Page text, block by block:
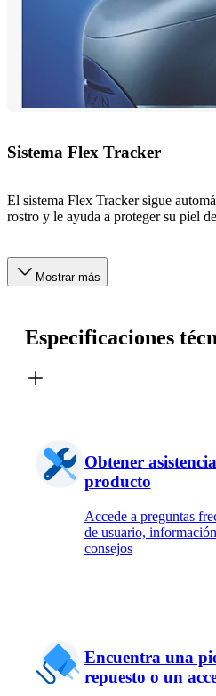
Sistema Flex Tracker
El sistema Flex Tracker sigue
rostro y le ayuda a proteger su piel
Mostrar más
Especificaciones
Obtener
producto
Accede a preguntas
de usuario,
consejos
Encuentra una
repuesto o un